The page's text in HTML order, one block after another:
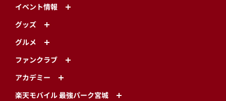
イベント情報
グッズ
グルメ
ファンクラブ
アカデミー
楽天モバイル 最強パーク宮城